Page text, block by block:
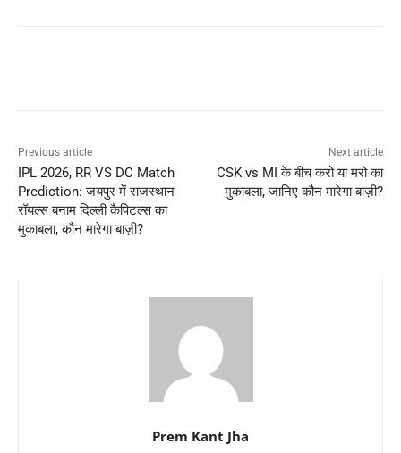
Previous article
IPL 2026, RR VS DC Match
Prediction: जयपुर में राजस्थान
रॉयल्स बनाम दिल्ली कैपिटल्स का
मुकाबला, कौन मारेगा बाज़ी?
Next article
CSK vs MI के बीच करो या मरो का
मुकाबला, जानिए कौन मारेगा बाज़ी?
Prem Kant Jha